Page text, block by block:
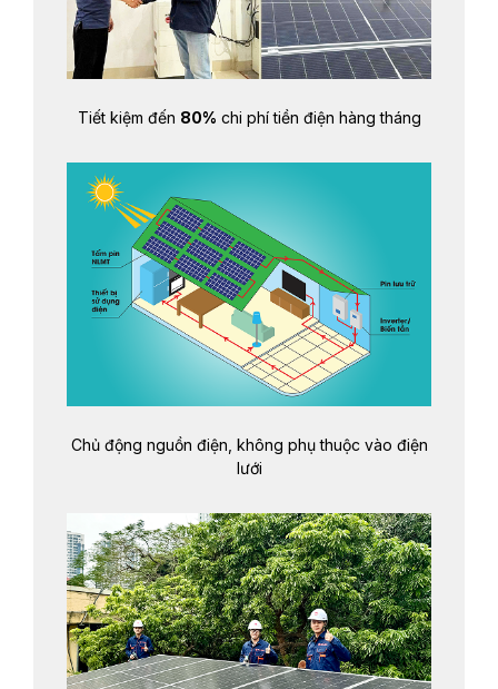
Tiết kiệm đến 80% chi phí tiền điện hàng tháng
Chủ động nguồn điện, không phụ thuộc vào điện
lưới